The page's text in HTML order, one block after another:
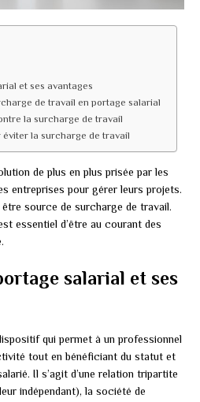
et ses avantages
de travail en portage salarial
la surcharge de travail
la surcharge de travail
de plus en plus prisée par les
entreprises pour gérer leurs projets.
source de surcharge de travail.
essentiel d’être au courant des
salarial et ses
qui permet à un professionnel
tout en bénéficiant du statut et
Il s’agit d’une relation tripartite
indépendant), la société de